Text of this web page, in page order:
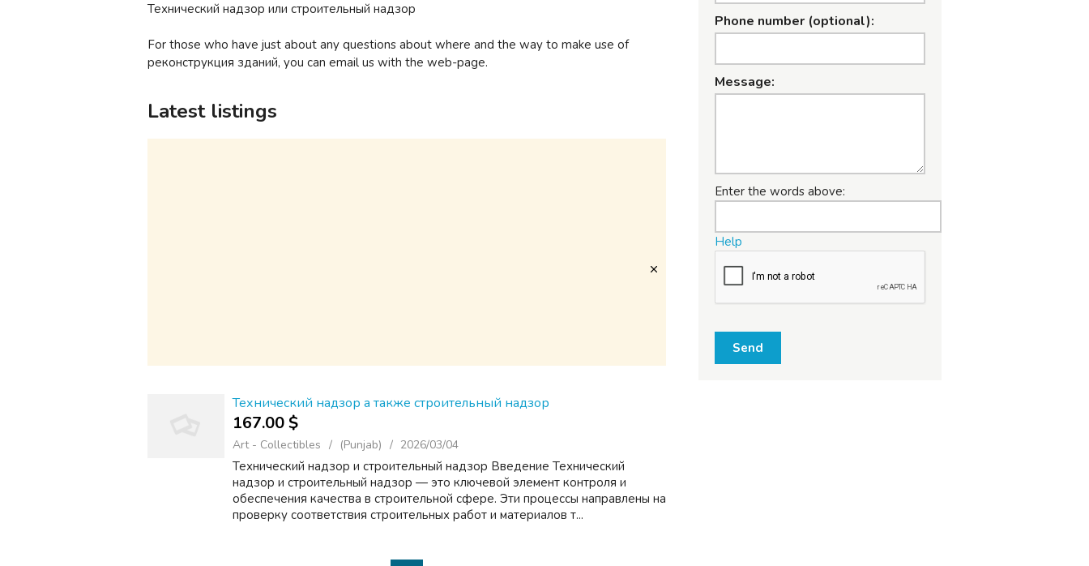
Технический надзор или строительный надзор
For those who have just about any questions about where and the way to make use of
реконструкция зданий, you can email us with the web-page.
Latest listings
Технический надзор а также строительный надзор
167.00 $
Art - Collectibles (Punjab) 2026/03/04
Технический надзор и строительный надзор Введение Технический
надзор и строительный надзор — это ключевой элемент контроля и
обеспечения качества в строительной сфере. Эти процессы направлены на
проверку соответствия строительных работ и материалов т...
Phone number (optional):
Message:
Enter the words above:
Help
Send